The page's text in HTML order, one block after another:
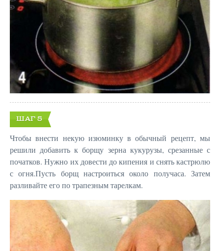
ШАГ 5
Чтобы внести некую изюминку в обычный рецепт, мы
решили добавить к борщу зерна кукурузы, срезанные с
початков. Нужно их довести до кипения и снять кастрюлю
с огня.Пусть борщ настроиться около получаса. Затем
разливайте его по трапезным тарелкам.